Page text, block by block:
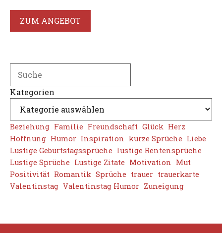
war:
22,99 €
ist:
18,99 €.
ZUM ANGEBOT
Kategorien
Beziehung Familie Freundschaft Glück Herz
Hoffnung Humor Inspiration kurze Sprüche Liebe
Lustige Geburtstagssprüche lustige Rentensprüche
Lustige Sprüche Lustige Zitate Motivation
Mut
Positivität Romantik Sprüche trauer trauerkarte
Valentinstag Valentinstag Humor Zuneigung